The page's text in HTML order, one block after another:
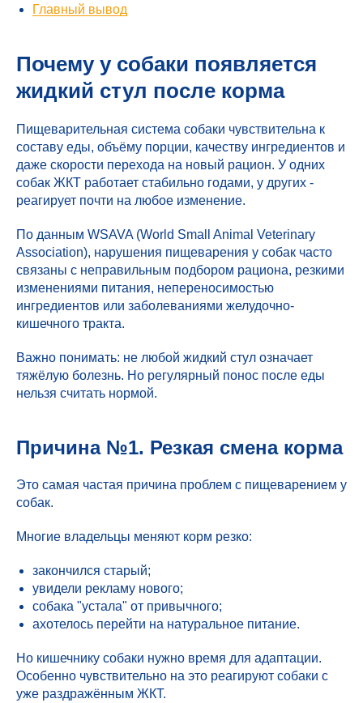
Главный вывод
Почему у собаки появляется
жидкий стул после корма
Пищеварительная система собаки чувствительна к
составу еды, объёму порции, качеству ингредиентов и
даже скорости перехода на новый рацион. У одних
собак ЖКТ работает стабильно годами, у других -
реагирует почти на любое изменение.
По данным WSAVA (World Small Animal Veterinary
Association), нарушения пищеварения у собак часто
связаны с неправильным подбором рациона, резкими
изменениями питания, непереносимостью
ингредиентов или заболеваниями желудочно-
кишечного тракта.
Важно понимать: не любой жидкий стул означает
тяжёлую болезнь. Но регулярный понос после еды
нельзя считать нормой.
Причина №1. Резкая смена корма
Это самая частая причина проблем с пищеварением у
собак.
Многие владельцы меняют корм резко:
закончился старый;
увидели рекламу нового;
собака "устала" от привычного;
ахотелось перейти на натуральное питание.
Но кишечнику собаки нужно время для адаптации.
Особенно чувствительно на это реагируют собаки с
уже раздражённым ЖКТ.